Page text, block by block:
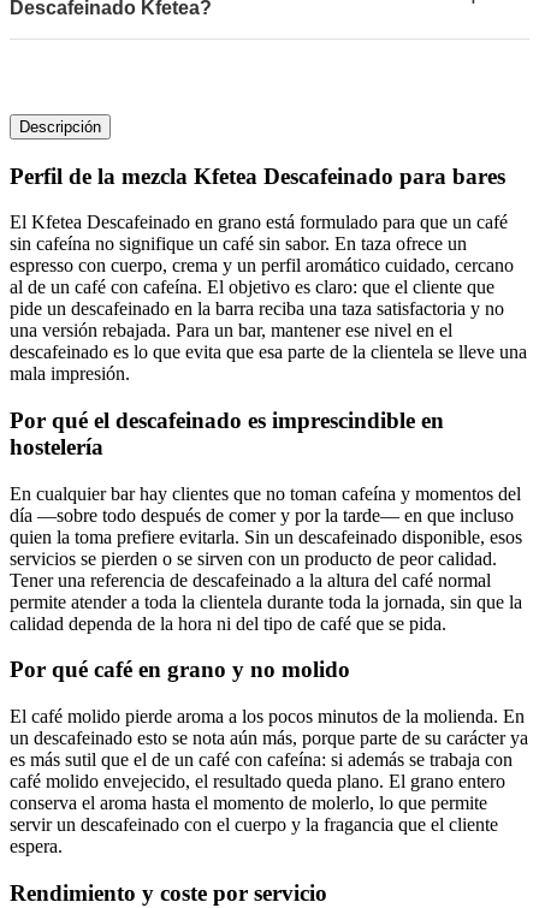
Descafeinado Kfetea?
Descripción
Perfil de la mezcla Kfetea Descafeinado para bares
El Kfetea Descafeinado en grano está formulado para que un café
sin cafeína no signifique un café sin sabor. En taza ofrece un
espresso con cuerpo, crema y un perfil aromático cuidado, cercano
al de un café con cafeína. El objetivo es claro: que el cliente que
pide un descafeinado en la barra reciba una taza satisfactoria y no
una versión rebajada. Para un bar, mantener ese nivel en el
descafeinado es lo que evita que esa parte de la clientela se lleve una
mala impresión.
Por qué el descafeinado es imprescindible en
hostelería
En cualquier bar hay clientes que no toman cafeína y momentos del
día —sobre todo después de comer y por la tarde— en que incluso
quien la toma prefiere evitarla. Sin un descafeinado disponible, esos
servicios se pierden o se sirven con un producto de peor calidad.
Tener una referencia de descafeinado a la altura del café normal
permite atender a toda la clientela durante toda la jornada, sin que la
calidad dependa de la hora ni del tipo de café que se pida.
Por qué café en grano y no molido
El café molido pierde aroma a los pocos minutos de la molienda. En
un descafeinado esto se nota aún más, porque parte de su carácter ya
es más sutil que el de un café con cafeína: si además se trabaja con
café molido envejecido, el resultado queda plano. El grano entero
conserva el aroma hasta el momento de molerlo, lo que permite
servir un descafeinado con el cuerpo y la fragancia que el cliente
espera.
Rendimiento y coste por servicio